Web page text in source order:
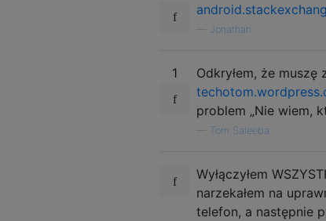
Jonathan
1
Odkryłem, że
problem „Nie wiem,
Tom Saleeba
Wyłączyłem
narzekałem na
telefon, a następnie